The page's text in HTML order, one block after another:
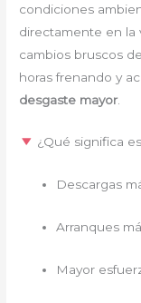
condiciones
directamente en la
cambios bruscos
horas frenando y
desgaste mayor.
¿Qué significa
Descargas
Arranques
Mayor